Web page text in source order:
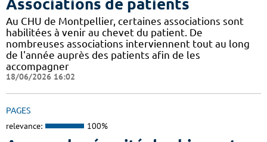
Associations de patients
Au CHU de Montpellier, certaines associations sont
habilitées à venir au chevet du patient. De
nombreuses associations interviennent tout au long
de l'année auprès des patients afin de les
accompagner
18/06/2026 16:02
PAGES
relevance: 100%